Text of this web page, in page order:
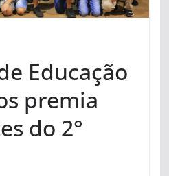
Educação
premia
do 2°